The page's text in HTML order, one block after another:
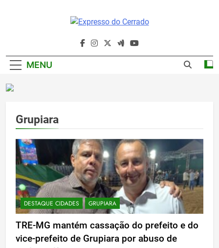
Expresso Do
Cerrado
MENU
Grupiara
DESTAQUE CIDADES GRUPIARA
TRE-MG mantém cassação do prefeito e do
vice-prefeito de Grupiara por abuso de